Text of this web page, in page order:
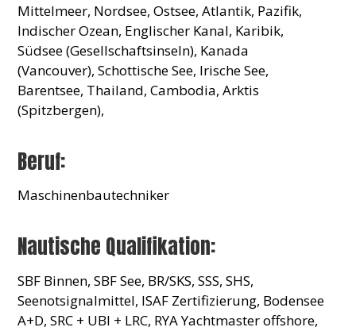
Mittelmeer, Nordsee, Ostsee, Atlantik, Pazifik,
Indischer Ozean, Englischer Kanal, Karibik,
Südsee (Gesellschaftsinseln), Kanada
(Vancouver), Schottische See, Irische See,
Barentsee, Thailand, Cambodia, Arktis
(Spitzbergen),
Beruf:
Maschinenbautechniker
Nautische Qualifikation:
SBF Binnen, SBF See, BR/SKS, SSS, SHS,
Seenotsignalmittel, ISAF Zertifizierung, Bodensee
A+D, SRC + UBI + LRC, RYA Yachtmaster offshore,